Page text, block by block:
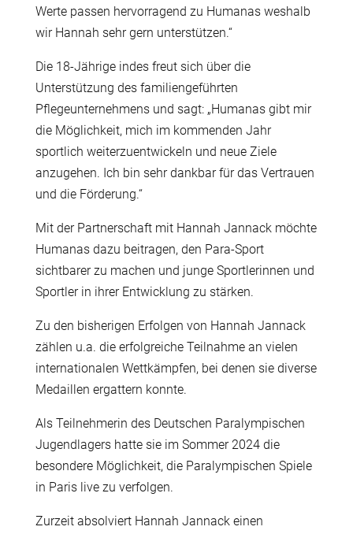
Werte passen hervorragend zu Humanas weshalb
wir Hannah sehr gern unterstützen.“
Die 18-Jährige indes freut sich über die
Unterstützung des familiengeführten
Pflegeunternehmens und sagt: „Humanas gibt mir
die Möglichkeit, mich im kommenden Jahr
sportlich weiterzuentwickeln und neue Ziele
anzugehen. Ich bin sehr dankbar für das Vertrauen
und die Förderung.“
Mit der Partnerschaft mit Hannah Jannack möchte
Humanas dazu beitragen, den Para-Sport
sichtbarer zu machen und junge Sportlerinnen und
Sportler in ihrer Entwicklung zu stärken.
Zu den bisherigen Erfolgen von Hannah Jannack
zählen u.a. die erfolgreiche Teilnahme an vielen
internationalen Wettkämpfen, bei denen sie diverse
Medaillen ergattern konnte.
Als Teilnehmerin des Deutschen Paralympischen
Jugendlagers hatte sie im Sommer 2024 die
besondere Möglichkeit, die Paralympischen Spiele
in Paris live zu verfolgen.
Zurzeit absolviert Hannah Jannack einen